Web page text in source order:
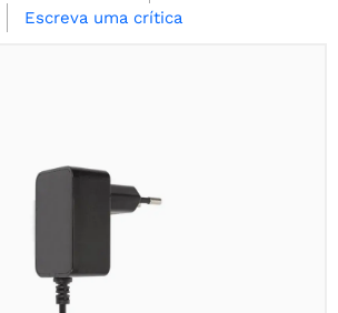
Escreva uma crítica